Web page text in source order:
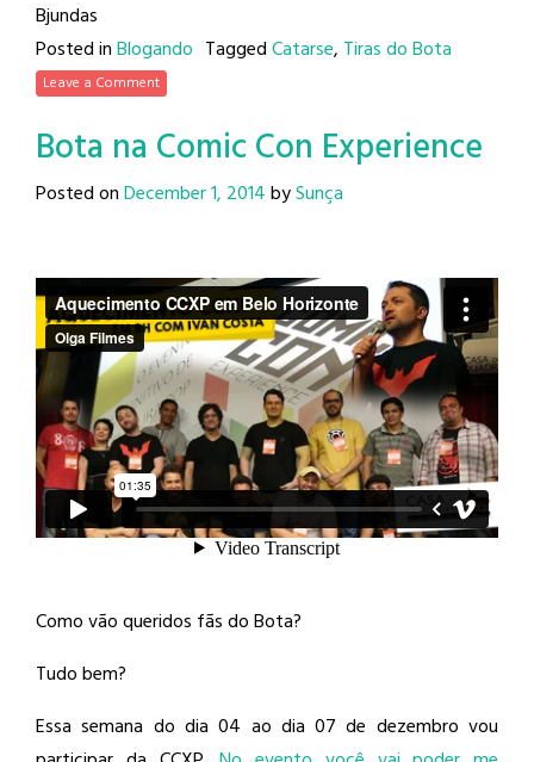
Bjundas
Posted inBlogando TaggedCatarse, Tiras do Bota
Leave a Comment
Bota na Comic Con Experience
Posted onDecember 1, 2014bySunça
Como vão queridos fãs do Bota?
Tudo bem?
Essa semana do dia 04 ao dia 07 de dezembro vou